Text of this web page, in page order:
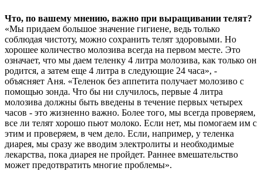
Что, по вашему мнению, важно при выращивании телят?
«Мы придаем большое значение гигиене, ведь только
соблюдая чистоту, можно сохранить телят здоровыми. Но
хорошее количество молозива всегда на первом месте. Это
означает, что мы даем теленку 4 литра молозива, как только он
родится, а затем еще 4 литра в следующие 24 часа», -
объясняет Аня. «Теленок без аппетита получает молозиво с
помощью зонда. Что бы ни случилось, первые 4 литра
молозива должны быть введены в течение первых четырех
часов - это жизненно важно. Более того, мы всегда проверяем,
все ли телят хорошо пьют молоко. Если нет, мы помогаем им с
этим и проверяем, в чем дело. Если, например, у теленка
диарея, мы сразу же вводим электролиты и необходимые
лекарства, пока диарея не пройдет. Раннее вмешательство
может предотвратить многие проблемы».